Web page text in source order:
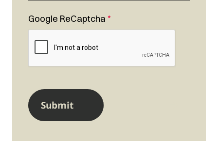
Google ReCaptcha *